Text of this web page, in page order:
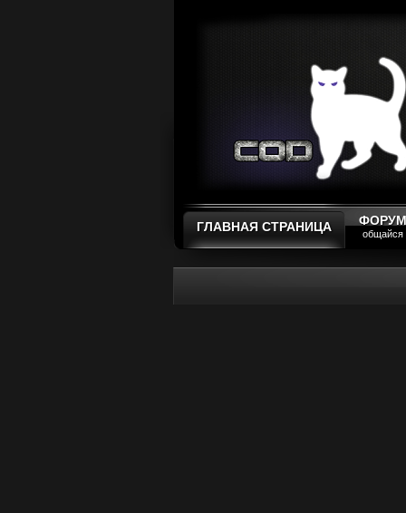
ГЛАВНАЯ СТРАНИЦА ФОРУМ
общайся